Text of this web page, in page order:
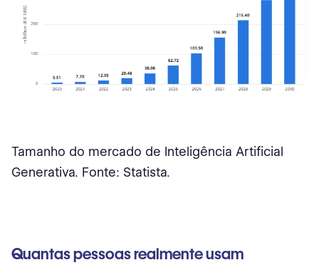
Impacto econômico
Geradores de Arte por IA
Sentimentos do Artista
Insights históricos e técnicos
IA nas estatísticas do futebol
Tamanho do mercado de Inteligência Artificial
Generativa. Fonte: Statista.
Quantas pessoas realmente usam